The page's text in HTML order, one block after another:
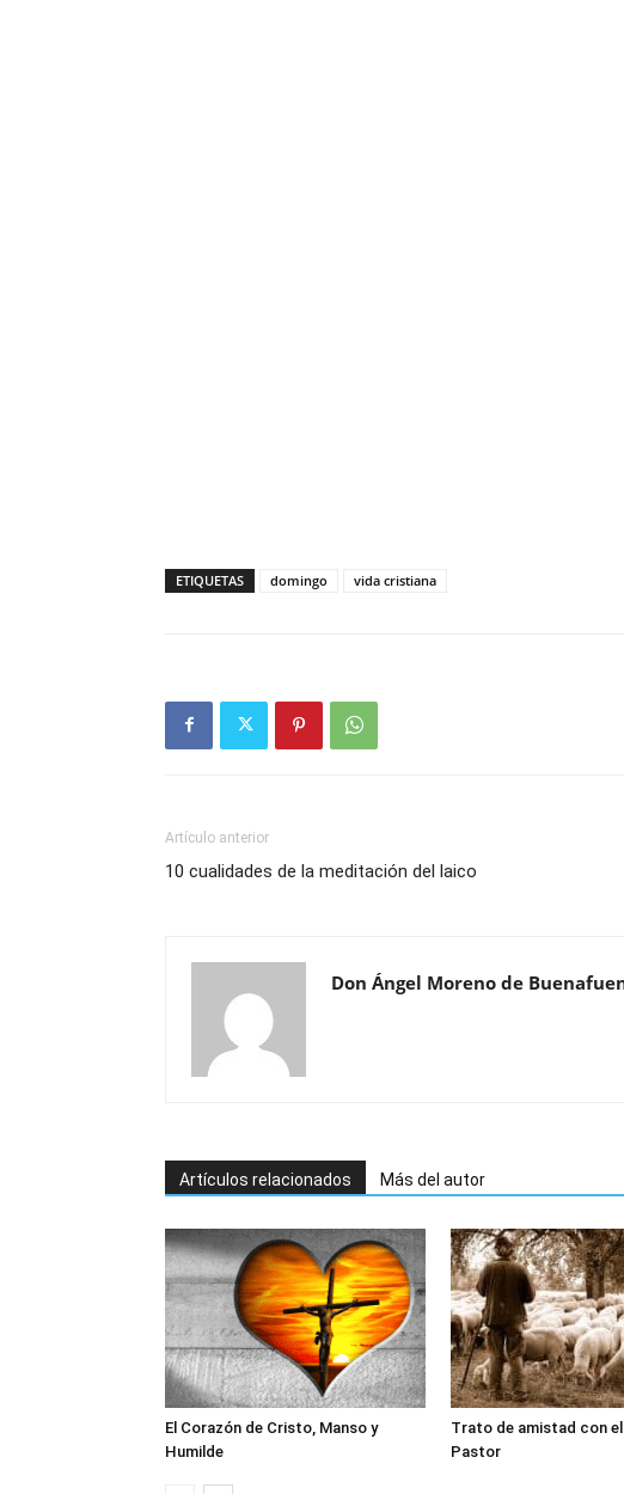
ETIQUETAS domingo vida cristiana
Artículo anterior
10 cualidades de la meditación del laico
Don Ángel Moreno de
Artículos relacionados Más del autor
El Corazón de Cristo, Manso y
Humilde
Trato de amistad con el
Pastor